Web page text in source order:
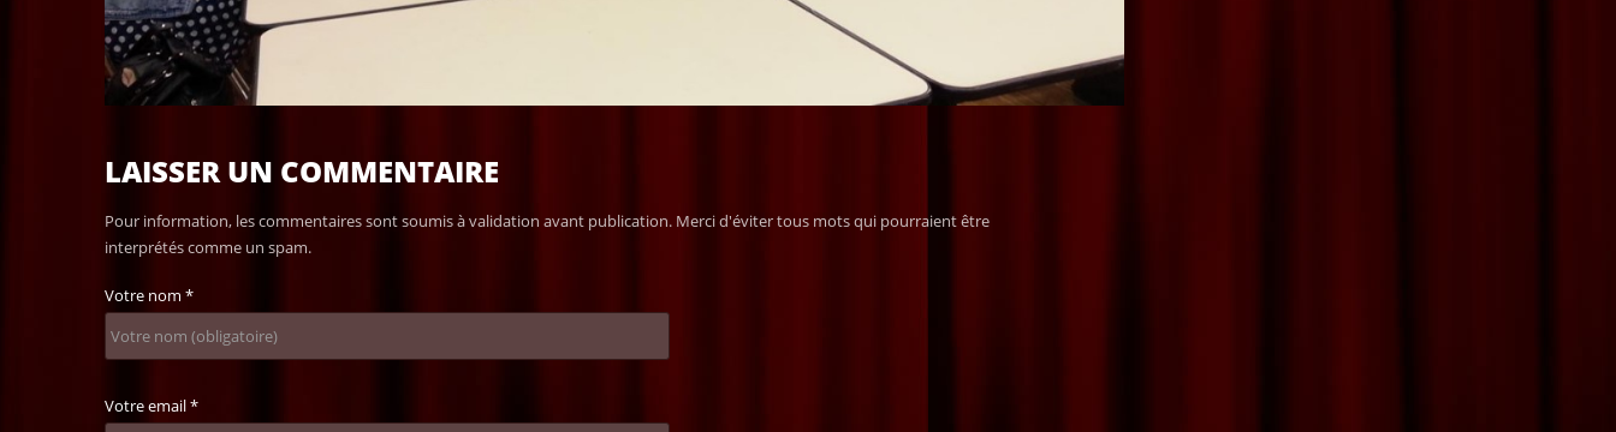
LAISSER UN COMMENTAIRE
Pour information, les commentaires sont soumis à validation avant publication. Merci d'éviter tous mots qui pourraient être
interprétés comme un spam.
Votre nom *
Votre email*